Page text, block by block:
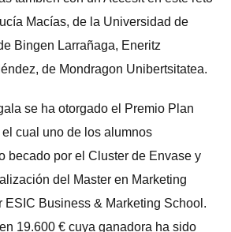
Macías, de la Universidad de
Bingen Larrañaga, Eneritz
de Mondragon Unibertsitatea.
se ha otorgado el Premio Plan
cual uno de los alumnos
becado por el Cluster de Envase y
del Master en Marketing
ESIC Business & Marketing School.
19.600 € cuya ganadora ha sido